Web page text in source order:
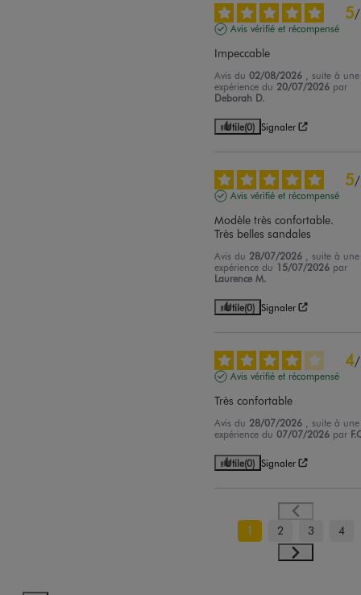
5/
Avis vérifié et récompensé
Impeccable
Avis du02/08/2026
, suite à une
expérience du 20/07/2026 par
Deborah D.
Utile(0) Signaler
5/
Avis vérifié et récompensé
Modèle très confortable.
Très belles sandales
Avis du 28/07/2026
, suite à une
expérience du 15/07/2026 par
Laurence M.
Utile(0) Signaler
4/
Avis vérifié et récompensé
Très confortable
Avis du 28/07/2026
, suite à une
expérience du07/07/2026 par
Utile(0) Signaler
1 2 3 4